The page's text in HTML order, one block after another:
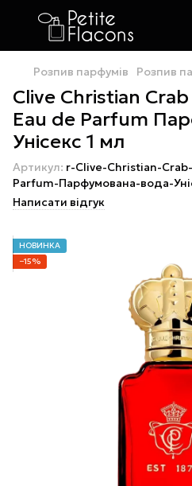
Розпив парфумів Розпив
Clive Christian
Eau de Parfum
Унісекс 1 мл
Артикул: r-Clive-Christian-
Parfum-Парфумована-вода-
Написати відгук
НОВИНКА
−15%